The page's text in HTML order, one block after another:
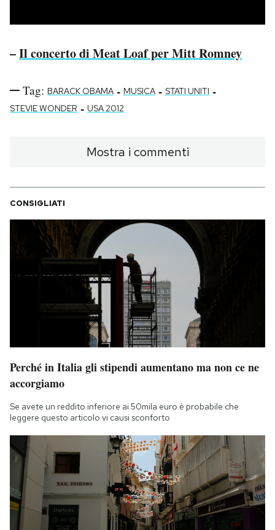
Regala il Post
Esci
–Il concerto di Meat Loaf per Mitt Romney
Tag: BARACK OBAMA - MUSICA - STATI UNITI -
STEVIE WONDER - USA 2012
Mostra i commenti
CONSIGLIATI
Perché in Italia gli stipendi aumentano ma non ce ne
accorgiamo
Se avete un reddito inferiore ai 50mila euro è probabile che
leggere questo articolo vi causi sconforto